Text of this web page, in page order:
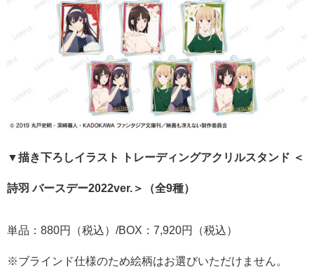
▼描き下ろしイラスト トレーディングアクリルスタンド ＜
詩羽 バースデー2022ver.＞（全9種）
単品：880円（税込）/BOX：7,920円（税込）
※ブラインド仕様のため絵柄はお選びいただけません。